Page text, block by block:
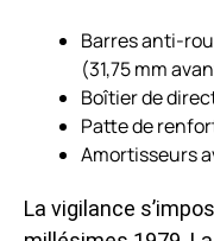
Barres anti-
(31,75 mm
Boîtier de
Patte de
Amortisseurs
La vigilance